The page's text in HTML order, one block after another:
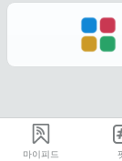
마이피드